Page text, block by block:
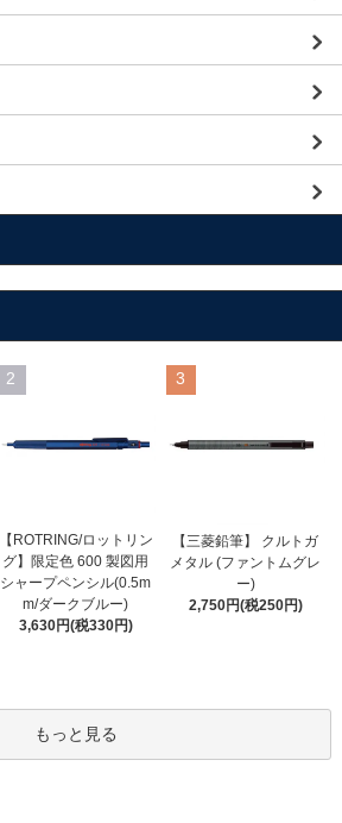
2
【ROTRING/ロットリン
グ】限定色 600 製図用
シャープペンシル(0.5m
m/ダークブルー)
3,630円(税330円)
3
【三菱鉛筆】 クルトガ
メタル (ファントムグレ
ー)
2,750円(税250円)
もっと見る